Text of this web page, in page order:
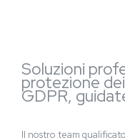
Soluzioni
protezione
GDPR,
Il nostro team